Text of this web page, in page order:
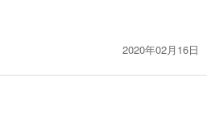
2020年02月16日